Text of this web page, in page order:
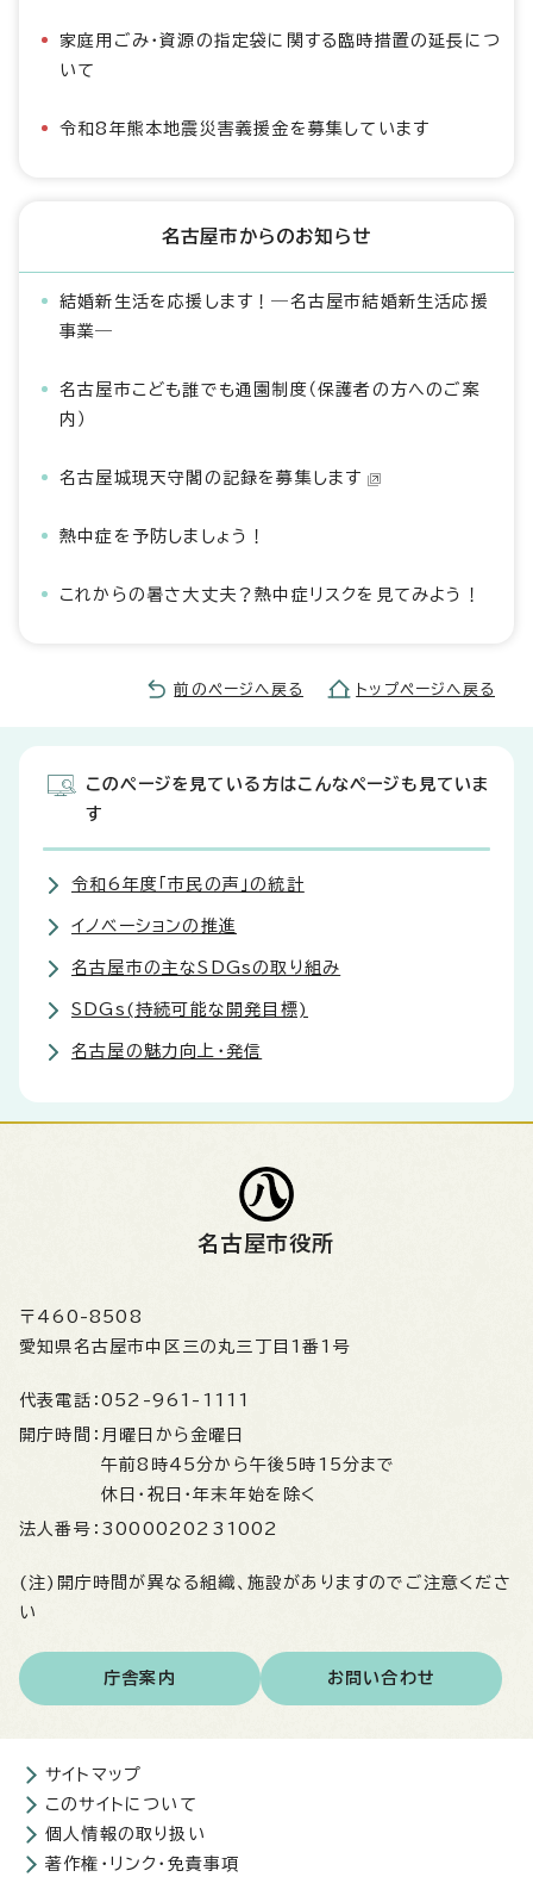
家庭用ごみ・資源の指定袋に関する臨時措置の延長につ
いて
令和8年熊本地震災害義援金を募集しています
名古屋市からのお知らせ
結婚新生活を応援します！―名古屋市結婚新生活応援
事業―
名古屋市こども誰でも通園制度（保護者の方へのご案
内）
名古屋城現天守閣の記録を募集します
熱中症を予防しましょう！
これからの暑さ大丈夫？熱中症リスクを見てみよう！
前のページへ戻る トップページへ戻る
このページを見ている方はこんなページも見ていま
す
令和6年度「市民の声」の統計
イノベーションの推進
名古屋市の主なSDGsの取り組み
SDGs(持続可能な開発目標)
名古屋の魅力向上・発信
名古屋市役所
〒460-8508
愛知県名古屋市中区三の丸三丁目1番1号
代表電話： 052-961-1111
開庁時間： 月曜日から金曜日
午前8時45分から午後5時15分まで
休日・祝日・年末年始を除く
法人番号： 3000020231002
(注)開庁時間が異なる組織、施設がありますのでご注意くださ
い
庁舎案内 お問い合わせ
サイトマップ
このサイトについて
個人情報の取り扱い
著作権・リンク・免責事項